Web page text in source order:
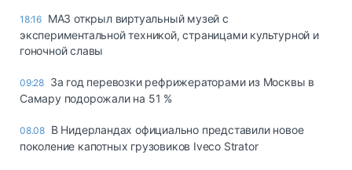
18:16 МАЗ открыл виртуальный музей с
экспериментальной техникой, страницами культурной и
гоночной славы
09:28 За год перевозки рефрижераторами из Москвы в
Самару подорожали на 51 %
08.08 В Нидерландах официально представили новое
поколение капотных грузовиков Iveco Strator